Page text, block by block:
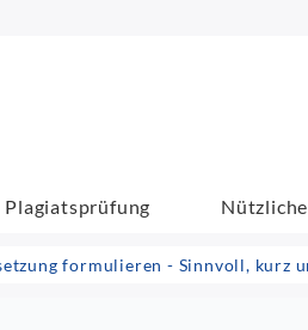
Plagiatsprüfung
formulieren - Sinnvoll, kurz